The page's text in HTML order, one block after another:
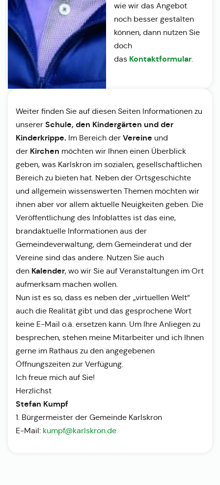
wie wir das Angebot
noch besser gestalten
können, dann nutzen Sie
doch
das Kontaktformular.
Weiter finden Sie auf diesen Seiten Informationen zu
unserer Schule, den Kindergärten und der
Kinderkrippe. Im Bereich der Vereine und
der Kirchen möchten wir Ihnen einen Überblick
geben, was Karlskron im sozialen, gesellschaftlichen
Bereich zu bieten hat. Neben der Ortsgeschichte
und allgemein wissenswerten Themen möchten wir
ihnen aber vor allem aktuelle Neuigkeiten geben. Die
Veröffentlichung des Infoblattes ist das eine,
brandaktuelle Informationen aus der
Gemeindeverwaltung, dem Gemeinderat und der
Vereine sind das andere. Nutzen Sie auch
den Kalender, wo wir Sie auf Veranstaltungen im Ort
aufmerksam machen wollen.
Nun ist es so, dass es neben der „virtuellen Welt“
auch die Realität gibt und das gesprochene Wort
keine E-Mail o.ä. ersetzen kann. Um Ihre Anliegen zu
besprechen, stehen meine Mitarbeiter und ich Ihnen
gerne im Rathaus zu den angegebenen
Öffnungszeiten zur Verfügung.
Ich freue mich auf Sie!
Herzlichst
Stefan Kumpf
1. Bürgermeister der Gemeinde Karlskron
E-Mail: kumpf@karlskron.de